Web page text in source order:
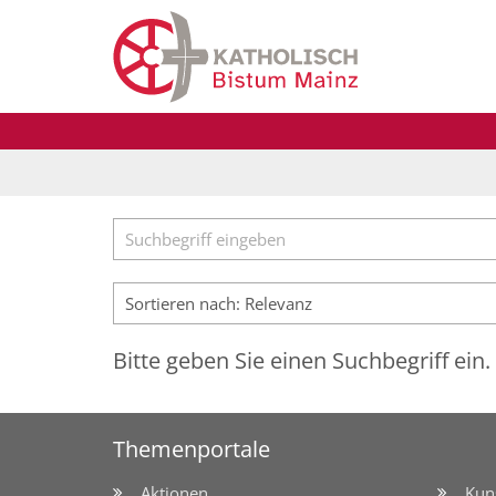
Suche
Bitte geben Sie einen Suchbegriff ein.
Themenportale